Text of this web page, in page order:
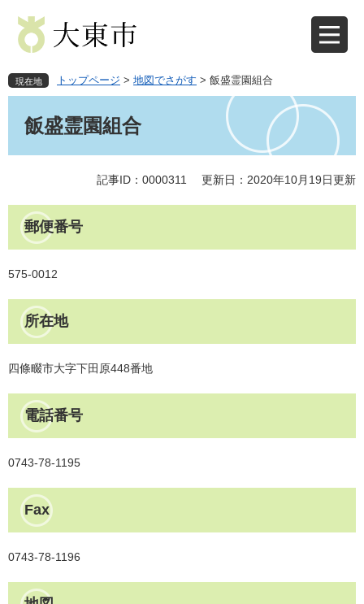
先
頭
を
飛
現在地 トップページ > 地図でさがす > 飯盛霊園組合
飯盛霊園組合
記事ID：0000311 更新日：2020年10月19日更新
郵便番号
575-0012
所在地
四條畷市大字下田原448番地
電話番号
0743-78-1195
Fax
0743-78-1196